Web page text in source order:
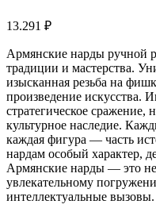
13.291 ₽
Армянские нарды ручной
традиции и мастерства.
изысканная резьба на
произведение искусства.
стратегическое сражение,
культурное наследие.
каждая фигура — часть
нардам особый характер,
Армянские нарды — это не
увлекательному
интеллектуальные вызовы.